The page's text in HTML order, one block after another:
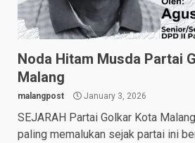
Noda Hitam Musda Partai
Malang
malangpost January 3, 2026
SEJARAH Partai Golkar Kota
paling memalukan sejak partai ini